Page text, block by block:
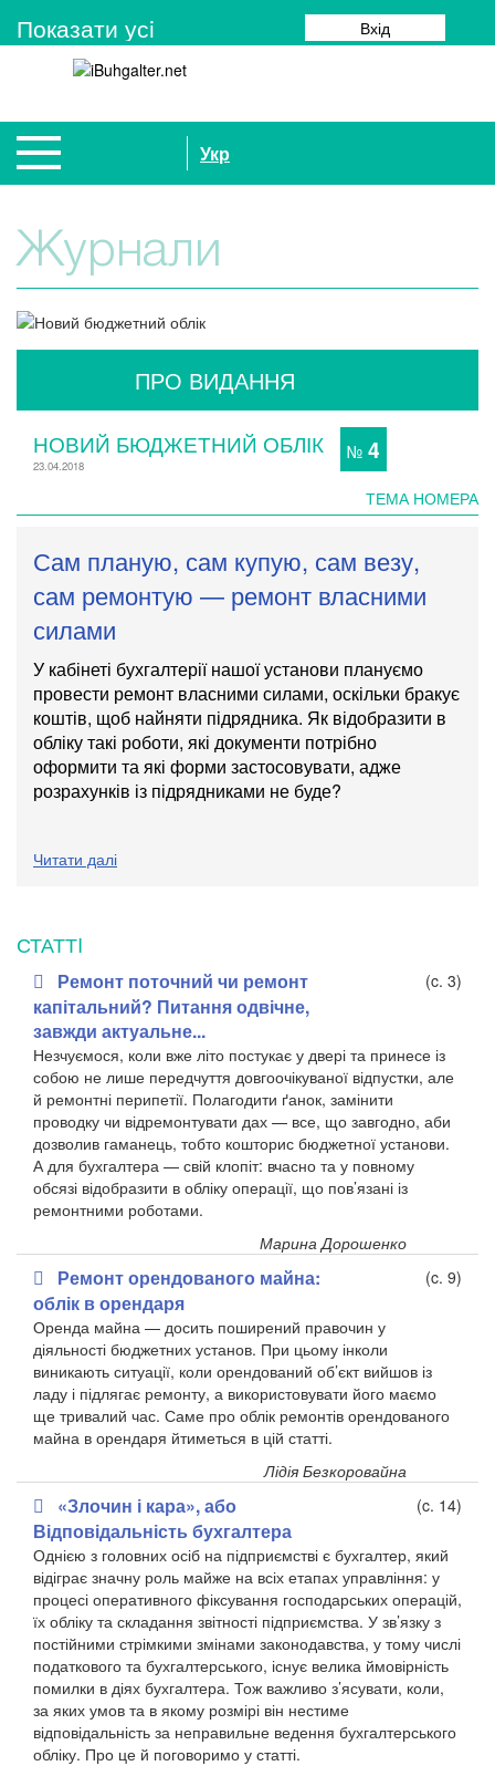
Показати усi Вхід
Укр
Журнали
ПРО ВИДАННЯ
НОВИЙ БЮДЖЕТНИЙ ОБЛІК
23.04.2018
№ 4
ТЕМА НОМЕРА
Сам планую, сам купую, сам везу,
сам ремонтую — ремонт власними
силами
У кабінеті бухгалтерії нашої установи плануємо
провести ремонт власними силами, оскільки бракує
коштів, щоб найняти підрядника. Як відобразити в
обліку такі роботи, які документи потрібно
оформити та які форми застосовувати, адже
розрахунків із підрядниками не буде?
Читати далі
СТАТТI
Ремонт поточний чи ремонт
капітальний? Питання одвічне,
завжди актуальне...
(c. 3)
Незчуємося, коли вже літо постукає у двері та принесе із
собою не лише передчуття довгоочікуваної відпустки, але
й ремонтні перипетії. Полагодити ґанок, замінити
проводку чи відремонтувати дах — все, що завгодно, аби
дозволив гаманець, тобто кошторис бюджетної установи.
А для бухгалтера — свій клопіт: вчасно та у повному
обсязі відобразити в обліку операції, що пов’язані із
ремонтними роботами.
Марина Дорошенко
Ремонт орендованого майна:
облік в орендаря
(c. 9)
Оренда майна — досить поширений правочин у
діяльності бюджетних установ. При цьому інколи
виникають ситуації, коли орендований об’єкт вийшов із
ладу і підлягає ремонту, а використовувати його маємо
ще тривалий час. Саме про облік ремонтів орендованого
майна в орендаря йтиметься в цій статті.
Лідія Безкоровайна
«Злочин і кара», або
Відповідальність бухгалтера
(c. 14)
Однією з головних осіб на підприємстві є бухгалтер, який
відіграє значну роль майже на всіх етапах управління: у
процесі оперативного фіксування господарських операцій,
їх обліку та складання звітності підприємства. У зв’язку з
постійними стрімкими змінами законодавства, у тому числі
податкового та бухгалтерського, існує велика ймовірність
помилки в діях бухгалтера. Тож важливо з’ясувати, коли,
за яких умов та в якому розмірі він нестиме
відповідальність за неправильне ведення бухгалтерського
обліку. Про це й поговоримо у статті.